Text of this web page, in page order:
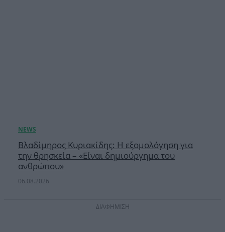
Βλαδίμηρος Κυριακίδης: Η εξομολόγηση για
την θρησκεία – «Είναι δημιούργημα του
ανθρώπου»
06.08.2026
ΔΙΑΦΗΜΙΣΗ